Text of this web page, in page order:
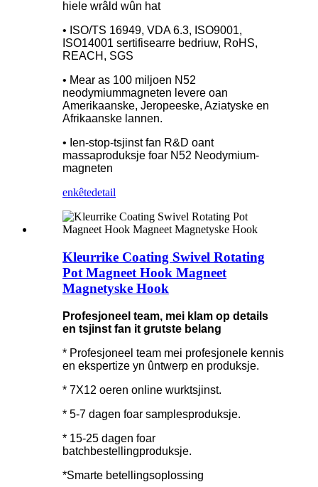
hiele wrâld wûn hat
• ISO/TS 16949, VDA 6.3, ISO9001,
ISO14001 sertifisearre bedriuw, RoHS,
REACH, SGS
• Mear as 100 miljoen N52
neodymiummagneten levere oan
Amerikaanske, Jeropeeske, Aziatyske en
Afrikaanske lannen.
• Ien-stop-tsjinst fan R&D oant
massaproduksje foar N52 Neodymium-
magneten
enkêtedetail
Kleurrike Coating Swivel Rotating
Pot Magneet Hook Magneet
Magnetyske Hook
Profesjoneel team, mei klam op details
en tsjinst fan it grutste belang
* Profesjoneel team mei profesjonele kennis
en ekspertize yn ûntwerp en produksje.
* 7X12 oeren online wurktsjinst.
* 5-7 dagen foar samplesproduksje.
* 15-25 dagen foar
batchbestellingproduksje.
*Smarte betellingsoplossing